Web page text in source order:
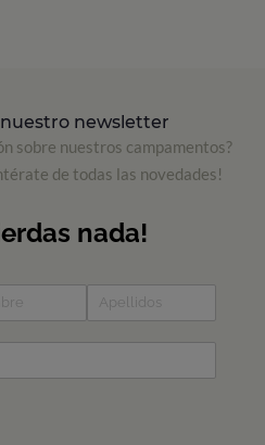
newsletter
sobre nuestros campamentos?
de todas las novedades!